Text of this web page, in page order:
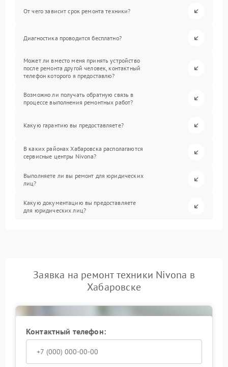
От чего зависит срок ремонта техники?
Диагностика проводится бесплатно?
Может ли вместо меня принять устройство
после ремонта другой человек, контактный
телефон которого я предоставлю?
Возможно ли получать обратную связь в
процессе выполнения ремонтных работ?
Какую гарантию вы предоставляете?
В каких районах Хабаровска располагаются
сервисные центры Nivona?
Выполняете ли вы ремонт для юридических
лиц?
Какую документацию вы предоставляете
для юридических лиц?
Заявка на ремонт техники Nivona в
Хабаровске
Контактный телефон: